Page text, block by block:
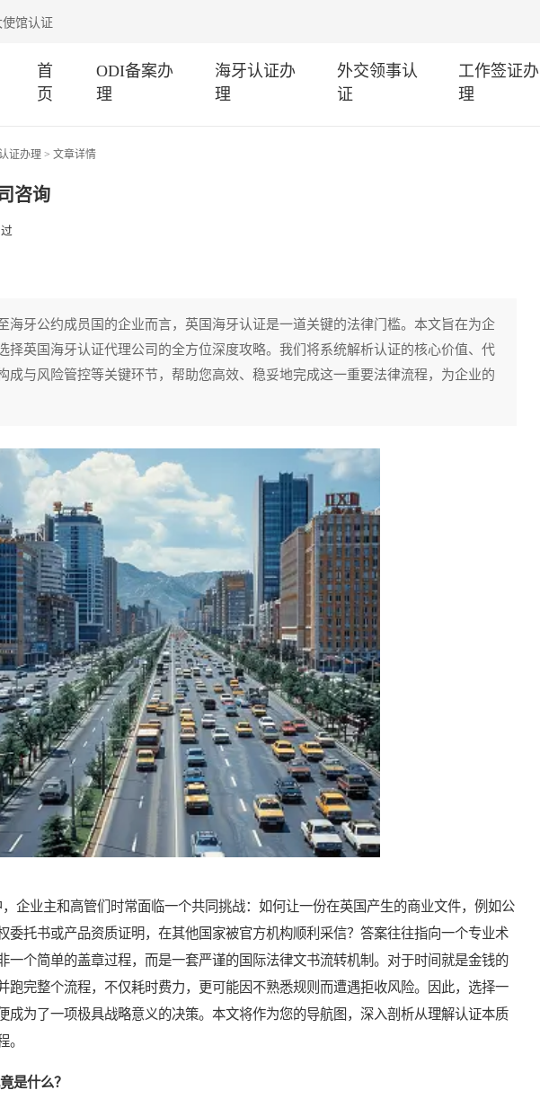
馆认证
首
页
ODI备案办
理
海牙认证办
理
外交领事认
证
工作签证办
理
证办理 > 文章详情
咨询
海牙公约成员国的企业而言，英国海牙认证是一道关键的法律门槛。本文旨在为企
择英国海牙认证代理公司的全方位深度攻略。我们将系统解析认证的核心价值、代
成与风险管控等关键环节，帮助您高效、稳妥地完成这一重要法律流程，为企业的
业主和高管们时常面临一个共同挑战：如何让一份在英国产生的商业文件，例如公
委托书或产品资质证明，在其他国家被官方机构顺利采信？答案往往指向一个专业术
一个简单的盖章过程，而是一套严谨的国际法律文书流转机制。对于时间就是金钱的
跑完整个流程，不仅耗时费力，更可能因不熟悉规则而遭遇拒收风险。因此，选择一
成为了一项极具战略意义的决策。本文将作为您的导航图，深入剖析从理解认证本质
。
是什么？